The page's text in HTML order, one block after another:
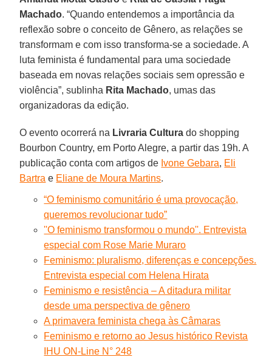
Machado. “Quando entendemos a importância da
reflexão sobre o conceito de Gênero, as relações se
transformam e com isso transforma-se a sociedade. A
luta feminista é fundamental para uma sociedade
baseada em novas relações sociais sem opressão e
violência”, sublinha Rita Machado, umas das
organizadoras da edição.
O evento ocorrerá na Livraria Cultura do shopping
Bourbon Country, em Porto Alegre, a partir das 19h. A
publicação conta com artigos de Ivone Gebara, Eli
Bartra e Eliane de Moura Martins.
“O feminismo comunitário é uma provocação,
queremos revolucionar tudo”
''O feminismo transformou o mundo''. Entrevista
especial com Rose Marie Muraro
Feminismo: pluralismo, diferenças e concepções.
Entrevista especial com Helena Hirata
Feminismo e resistência – A ditadura militar
desde uma perspectiva de gênero
A primavera feminista chega às Câmaras
Feminismo e retorno ao Jesus histórico Revista
IHU ON-Line N° 248